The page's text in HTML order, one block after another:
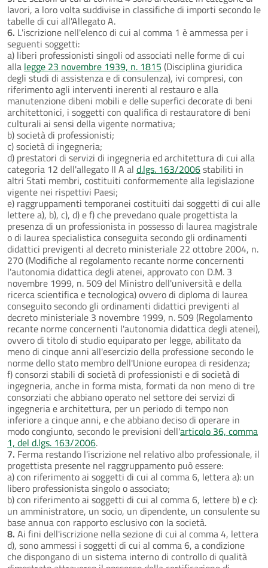
lavori, a loro volta suddivise in classifiche di importi secondo le
tabelle di cui all'Allegato A.
6. L'iscrizione nell'elenco di cui al comma 1 è ammessa per i
seguenti soggetti:
a) liberi professionisti singoli od associati nelle forme di cui
alla legge 23 novembre 1939, n. 1815 (Disciplina giuridica
degli studi di assistenza e di consulenza), ivi compresi, con
riferimento agli interventi inerenti al restauro e alla
manutenzione dibeni mobili e delle superfici decorate di beni
architettonici, i soggetti con qualifica di restauratore di beni
culturali ai sensi della vigente normativa;
b) società di professionisti;
c) società di ingegneria;
d) prestatori di servizi di ingegneria ed architettura di cui alla
categoria 12 dell'allegato II A al d.lgs. 163/2006stabiliti in
altri Stati membri, costituiti conformemente alla legislazione
vigente nei rispettivi Paesi;
e) raggruppamenti temporanei costituiti dai soggetti di cui alle
lettere a), b), c), d) e f) che prevedano quale progettista la
presenza di un professionista in possesso di laurea magistrale
o di laurea specialistica conseguita secondo gli ordinamenti
didattici previgenti al decreto ministeriale 22 ottobre 2004, n.
270 (Modifiche al regolamento recante norme concernenti
l'autonomia didattica degli atenei, approvato con D.M. 3
novembre 1999, n. 509 del Ministro dell'università e della
ricerca scientifica e tecnologica) ovvero di diploma di laurea
conseguito secondo gli ordinamenti didattici previgenti al
decreto ministeriale 3 novembre 1999, n. 509 (Regolamento
recante norme concernenti l'autonomia didattica degli atenei),
ovvero di titolo di studio equiparato per legge, abilitato da
meno di cinque anni all'esercizio della professione secondo le
norme dello stato membro dell'Unione europea di residenza;
f) consorzi stabili di società di professionisti e di società di
ingegneria, anche in forma mista, formati da non meno di tre
consorziati che abbiano operato nel settore dei servizi di
ingegneria e architettura, per un periodo di tempo non
inferiore a cinque anni, e che abbiano deciso di operare in
modo congiunto, secondo le previsioni dell'articolo 36, comma
1, del d.lgs. 163/2006.
7. Ferma restando l'iscrizione nel relativo albo professionale, il
progettista presente nel raggruppamento può essere:
a) con riferimento ai soggetti di cui al comma 6, lettera a): un
libero professionista singolo o associato;
b) con riferimento ai soggetti di cui al comma 6, lettere b) e c):
un amministratore, un socio, un dipendente, un consulente su
base annua con rapporto esclusivo con la società.
8. Ai fini dell'iscrizione nella sezione di cui al comma 4, lettera
d), sono ammessi i soggetti di cui al comma 6, a condizione
che dispongano di un sistema interno di controllo di qualità